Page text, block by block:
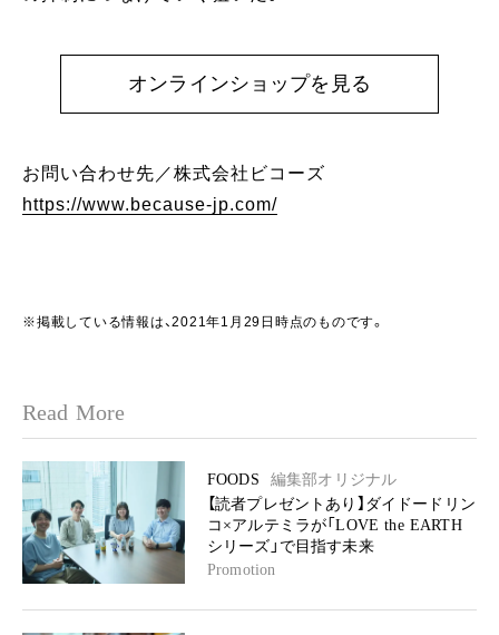
オンラインショップを見る
お問い合わせ先／株式会社ビコーズ
https://www.because-jp.com/
※掲載している情報は、2021年1月29日時点のものです。
Read More
FOODS
編集部オリジナル
【読者プレゼントあり】ダイドードリン
コ×アルテミラが「LOVE the EARTH
シリーズ」で目指す未来
Promotion